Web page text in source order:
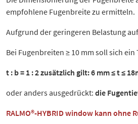
empfohlene Fugenbreite zu ermitteln.
Aufgrund der geringeren Belastung
Bei Fugenbreiten ≥ 10 mm soll sich
t : b = 1 : 2 zusätzlich gilt: 6 mm ≤ t ≤
oder anders ausgedrückt: die
RALMO®-HYBRID window kann ohne